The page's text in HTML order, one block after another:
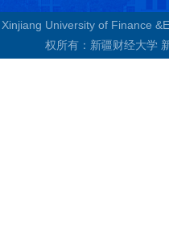
Xinjiang University of
权所有：新疆财经大学